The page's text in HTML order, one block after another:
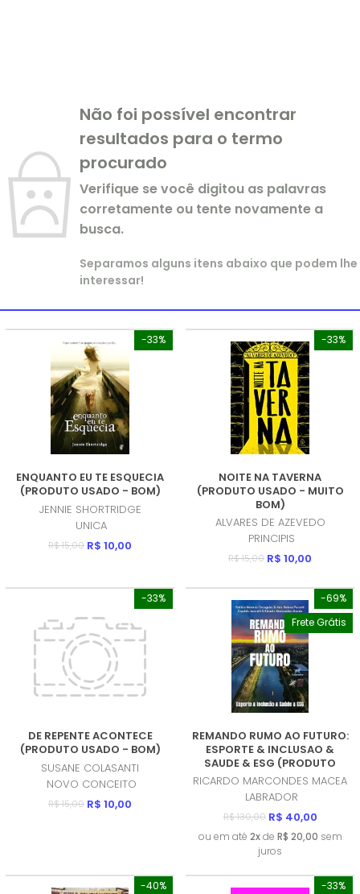
Não foi possível encontrar
resultados para o termo
procurado
Verifique se você digitou as palavras
corretamente ou tente novamente a
busca.
Separamos alguns itens abaixo que podem lhe
interessar!
-33%
ENQUANTO EU TE ESQUECIA
(PRODUTO USADO - BOM)
JENNIE SHORTRIDGE
UNICA
R$ 15,00 R$ 10,00
-33%
NOITE NA TAVERNA
(PRODUTO USADO - MUITO
BOM)
ALVARES DE AZEVEDO
PRINCIPIS
R$ 15,00 R$ 10,00
-33%
DE REPENTE ACONTECE
(PRODUTO USADO - BOM)
SUSANE COLASANTI
NOVO CONCEITO
R$ 15,00 R$ 10,00
-69%
Frete Grátis
REMANDO RUMO AO FUTURO:
ESPORTE & INCLUSAO &
SAUDE & ESG (PRODUTO
NOVO)
RICARDO MARCONDES MACEA
LABRADOR
R$ 130,00 R$ 40,00
ou em até 2xde R$ 20,00 sem
juros
-40% -33%